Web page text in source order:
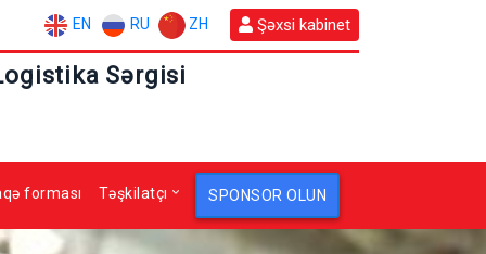
EN RU ZH Şəxsi kabinet
Sərgisi
forması Təşkilatçı SPONSOR OLUN